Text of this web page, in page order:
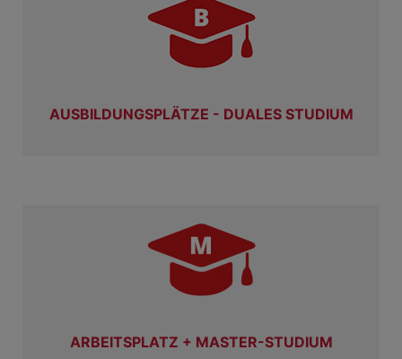
AUSBILDUNGSPLÄTZE - DUALES STUDIUM
ARBEITSPLATZ + MASTER-STUDIUM